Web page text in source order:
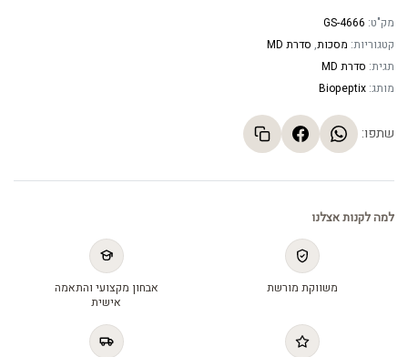
מק"ט: GS-4666
קטגוריות: מסכות, סדרת MD
תגית: סדרת MD
מותג: Biopeptix
שתפו:
למה לקנות אצלנו
משווקת מורשת
אבחון מקצועי והתאמה
אישית